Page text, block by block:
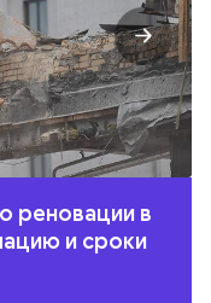
реновации в
и сроки